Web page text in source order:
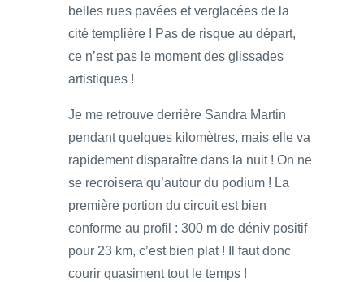
belles rues pavées et verglacées de la
cité templière ! Pas de risque au départ,
ce n’est pas le moment des glissades
artistiques !
Je me retrouve derrière Sandra Martin
pendant quelques kilomètres, mais elle va
rapidement disparaître dans la nuit ! On ne
se recroisera qu’autour du podium ! La
première portion du circuit est bien
conforme au profil : 300 m de déniv positif
pour 23 km, c’est bien plat ! Il faut donc
courir quasiment tout le temps !